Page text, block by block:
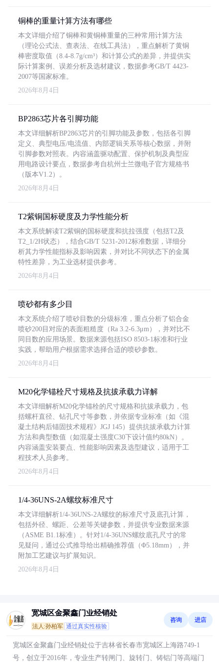
铜棒的重量计算方法有哪些
本文详细介绍了铜棒和黄铜棒重量的三种常用计算方法
（理论公式法、查表法、在线工具法），重点解析了黄铜
棒密度取值（8.4-8.7g/cm³）和计算公式的差异，并提供实
际计算案例、误差分析及选材建议，数据参考GB/T 4423-
2007等国家标准。
2026年8月4日
BP2863芯片各引脚功能
本文详细解析BP2863芯片的引脚功能及参数，包括各引脚
定义、典型电压/电流值、内部逻辑关系等核心数据，并附
引脚参数对照表。内容涵盖驱动配置、保护机制及典型应
用电路设计要点，数据参考自杭州士兰微电子官方规格书
（版本V1.2）。
2026年8月4日
T2紫铜国标硬度及力学性能分析
本文系统解读T2紫铜的国标硬度和抗拉强度（包括T2及
T2_1/2H状态），结合GB/T 5231-2012标准数据，详细分
析其力学性能指标及影响因素，并对比不同状态下的金属
特性差异，为工业选材提供参考。
2026年8月4日
喷砂都有多少目
本文系统介绍了喷砂目数的分级标准，重点分析了铝合金
喷砂200目对应的表面粗糙度（Ra 3.2-6.3μm），并对比不
同目数的应用场景。数据来源包括ISO 8503-1标准和行业
实践，帮助用户根据需求选择合适的喷砂参数。
2026年8月4日
M20化学锚栓尺寸规格及抗拔承载力详解
本文详细解析M20化学锚栓的尺寸规格和抗拔承载力，包
括螺杆直径、钻孔尺寸等参数，并依据专业标准（如《混
凝土结构后锚固技术规程》JGJ 145）提供抗拔承载力计算
方法和典型数值（如混凝土强度C30下设计值约80kN）。
内容涵盖安装要点、性能影响因素及选型建议，适用于工
程技术人员参考。
2026年8月4日
1/4-36UNS-2A螺纹标准尺寸
本文详细解析1/4-36UNS-2A螺纹的标准尺寸及底孔计算，
包括外径、螺距、公差等关键参数，并提供专业数据来源
（ASME B1.1标准）。针对1/4-36UNS螺纹底孔尺寸的常
见疑问，通过公式推导给出精确推荐值（Φ5.18mm），并
附加工艺建议与扩展知识。
2026年8月4日
宽城区金聚鑫门业经销处
法人:孙柏军 通过真实性核验
咨询 进店
宽城区金聚鑫门业经销处位于吉林省长春市宽城区上海路749-1
号，创立于2016年，专业生产转闸门、旋转门、铸铝门等高端门